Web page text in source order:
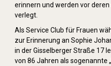
erinnern und werden vor
verlegt.
Als Service Club für Frauen
zur Erinnerung an Sophie
in der Gisselberger Straße 17
von 86 Jahren als sogenannte